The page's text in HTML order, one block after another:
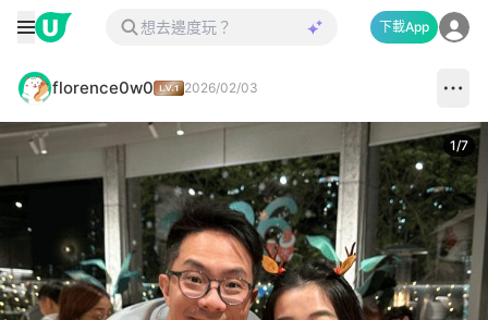
下載App
florence0w0 2026/02/03
1/7